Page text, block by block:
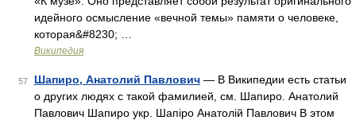
идейного осмысление «вечной темы» памяти о человеке,
которая&#8230; …
Википедия
57 Шапиро, Анатолий Павлович — В Википедии есть статьи
о других людях с такой фамилией, см. Шапиро. Анатолий
Павлович Шапиро укр. Шапіро Анатолій Павлович В этом